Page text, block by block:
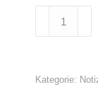
Kategorie: